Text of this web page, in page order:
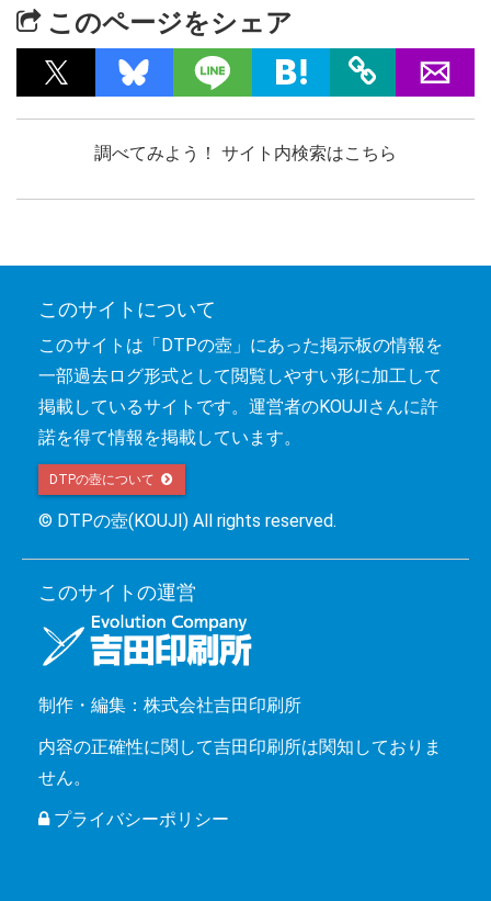
このページをシェア
調べてみよう！ サイト内検索はこちら
このサイトについて
このサイトは「DTPの壺」にあった掲示板の情報を
一部過去ログ形式として閲覧しやすい形に加工して
掲載しているサイトです。運営者のKOUJIさんに許
諾を得て情報を掲載しています。
DTPの壺について
© DTPの壺(KOUJI) All rights reserved.
このサイトの運営
制作・編集：株式会社吉田印刷所
内容の正確性に関して吉田印刷所は関知しておりま
せん。
プライバシーポリシー